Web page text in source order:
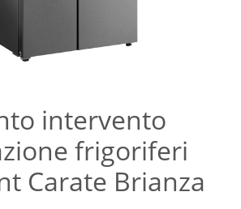
intervento
frigoriferi
Carate Brianza